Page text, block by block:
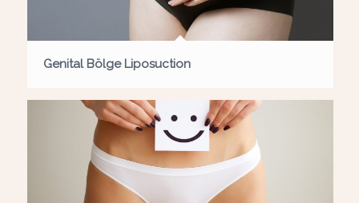
Genital Bölge Liposuction